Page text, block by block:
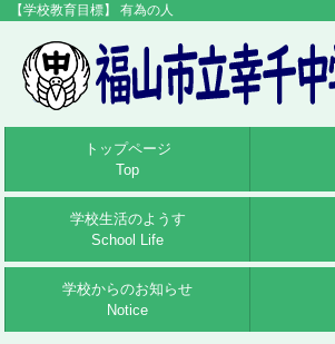
トップページ
Top
学校生活のようす
School Life
学校からのお知らせ
Notice